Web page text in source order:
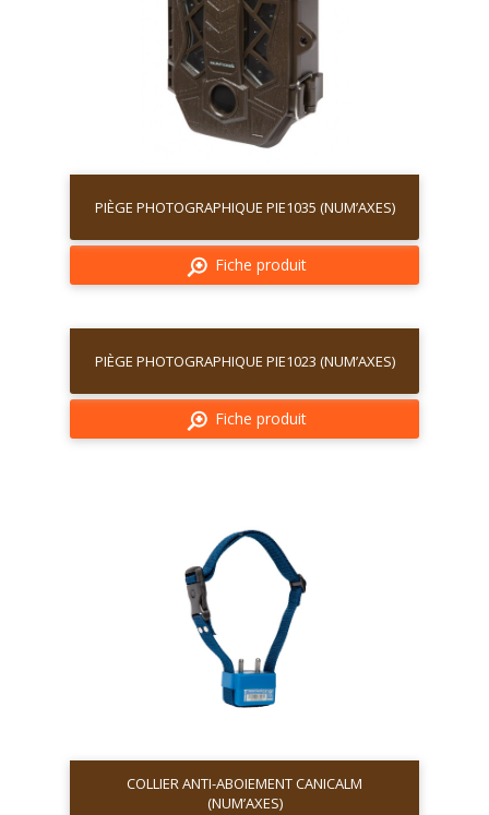
PIÈGE PHOTOGRAPHIQUE PIE1035 (NUM’AXES)
Fiche produit
PIÈGE PHOTOGRAPHIQUE PIE1023 (NUM’AXES)
Fiche produit
COLLIER ANTI-ABOIEMENT CANICALM
(NUM’AXES)